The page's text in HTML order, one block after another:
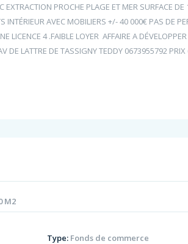
EXTRACTION PROCHE PLAGE ET MER SURFACE
INTÉRIEUR AVEC MOBILIERS +/- 40 000€ PAS DE
LICENCE 4 .FAIBLE LOYER AFFAIRE A
AV DE LATTRE DE TASSIGNY TEDDY 0673955792
100 M2
Type: Fonds de commerce